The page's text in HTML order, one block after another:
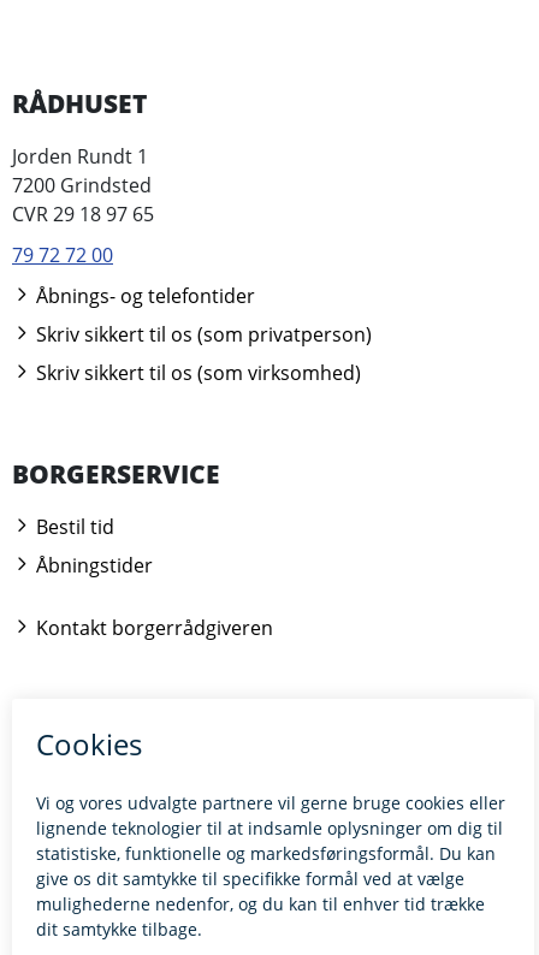
RÅDHUSET
Jorden Rundt 1
7200 Grindsted
CVR 29 18 97 65
79 72 72 00
Åbnings- og telefontider
Skriv sikkert til os (som privatperson)
Skriv sikkert til os (som virksomhed)
BORGERSERVICE
Bestil tid
Åbningstider
Kontakt borgerrådgiveren
BILLUND.DK
Giv feedback til hjemmesiden